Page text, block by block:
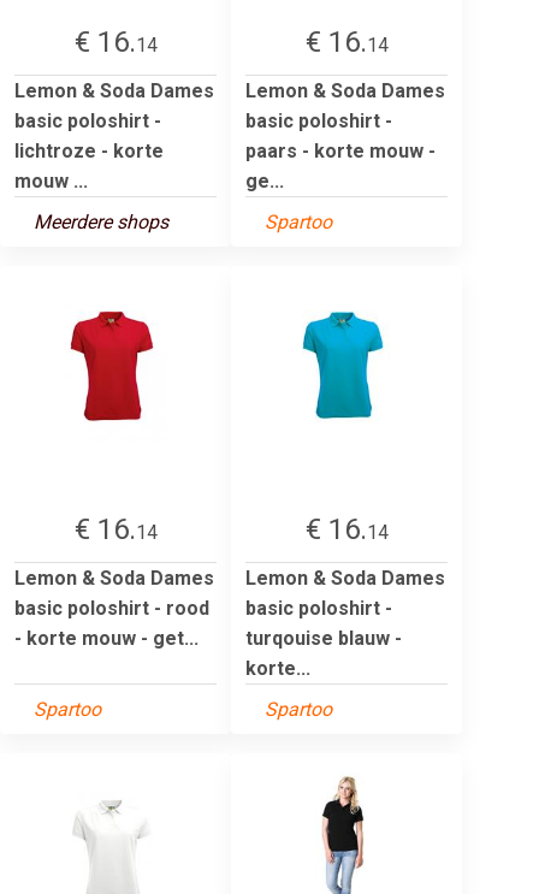
€ 16.14
Lemon & Soda Dames
basic poloshirt -
lichtroze - korte
mouw ...
Meerdere shops
€ 16.14
Lemon & Soda Dames
basic poloshirt -
paars - korte mouw -
ge...
Spartoo
€ 16.14
Lemon & Soda Dames
basic poloshirt - rood
- korte mouw - get...
Spartoo
€ 16.14
Lemon & Soda Dames
basic poloshirt -
turqouise blauw -
korte...
Spartoo